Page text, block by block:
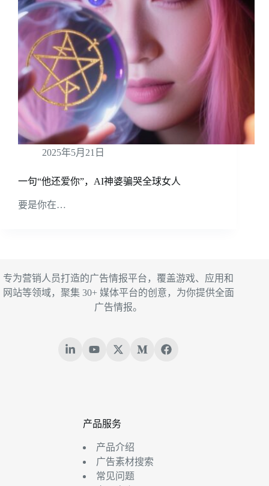
2025年5月21日
一句“他还爱你”，AI神婆骗哭全球女人
要是你在…
专为营销人员打造的广告情报平台，覆盖游戏、应用和
网站等领域，聚集 30+ 媒体平台的创意，为你提供全面
广告情报。
产品服务
产品介绍
广告素材搜索
常见问题